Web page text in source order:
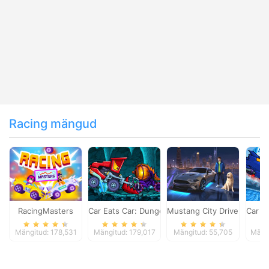
Racing mängud
RacingMasters
Mängitud: 178,531
Car Eats Car: Dungeon Adventure
Mängitud: 179,017
Mustang City Driver
Mängitud: 55,705
Car